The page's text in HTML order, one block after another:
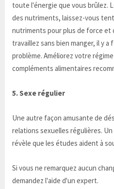
toute l'énergie que vous brûlez.
des nutriments, laissez-vous
nutriments pour plus de force et
travaillez sans bien manger, il y a
problème. Améliorez votre
compléments alimentaires
5. Sexe régulier
Une autre façon amusante de
relations sexuelles régulières.
révèle que les études aident à
Si vous ne remarquez aucun
demandez l'aide d'un expert.